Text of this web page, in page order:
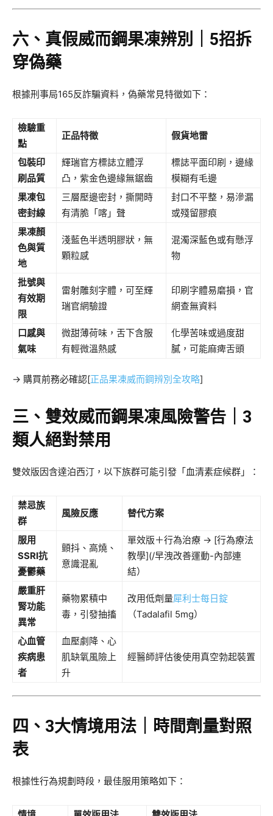
六、真假威而鋼果凍辨別｜5招拆
穿偽藥
根據刑事局165反詐騙資料，偽藥常見特徵如下：
檢驗重
點
正品特徵 假貨地雷
包裝印
刷品質
輝瑞官方標誌立體浮
凸，紫金色邊緣無鋸齒
標誌平面印刷，邊緣
模糊有毛邊
果凍包
密封線
三層壓邊密封，撕開時
有清脆「喀」聲
封口不平整，易滲漏
或殘留膠痕
果凍顏
色與質
地
淺藍色半透明膠狀，無
顆粒感
混濁深藍色或有懸浮
物
批號與
有效期
限
雷射雕刻字體，可至輝
瑞官網驗證
印刷字體易磨損，官
網查無資料
口感與
氣味
微甜薄荷味，舌下含服
有輕微溫熱感
化學苦味或過度甜
膩，可能麻痺舌頭
→ 購買前務必確認[正品果凍威而鋼辨別全攻略]
三、雙效威而鋼果凍風險警告｜3
類人絕對禁用
雙效版因含達泊西汀，以下族群可能引發「血清素症候群」：
禁忌族
群
風險反應 替代方案
服用
SSRI抗
憂鬱藥
顫抖、高燒、
意識混亂
單效版＋行為治療 → [行為療法
教學](/早洩改善運動-內部連
結）
嚴重肝
腎功能
異常
藥物累積中
毒，引發抽搐
改用低劑量犀利士每日錠
（Tadalafil 5mg）
心血管
疾病患
者
血壓劇降、心
肌缺氧風險上
升
經醫師評估後使用真空勃起裝置
四、3大情境用法｜時間劑量對照
表
根據性行為規劃時段，最佳服用策略如下：